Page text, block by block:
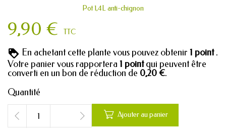
Pot 1,4L anti-chignon
9,90 € TTC
En achetant cette plante vous pouvez obtenir 1 point .
Votre panier vous rapportera 1 pointqui peuvent être
converti en un bon de réduction de 0,20 €.
Quantité
 Ajouter au panier